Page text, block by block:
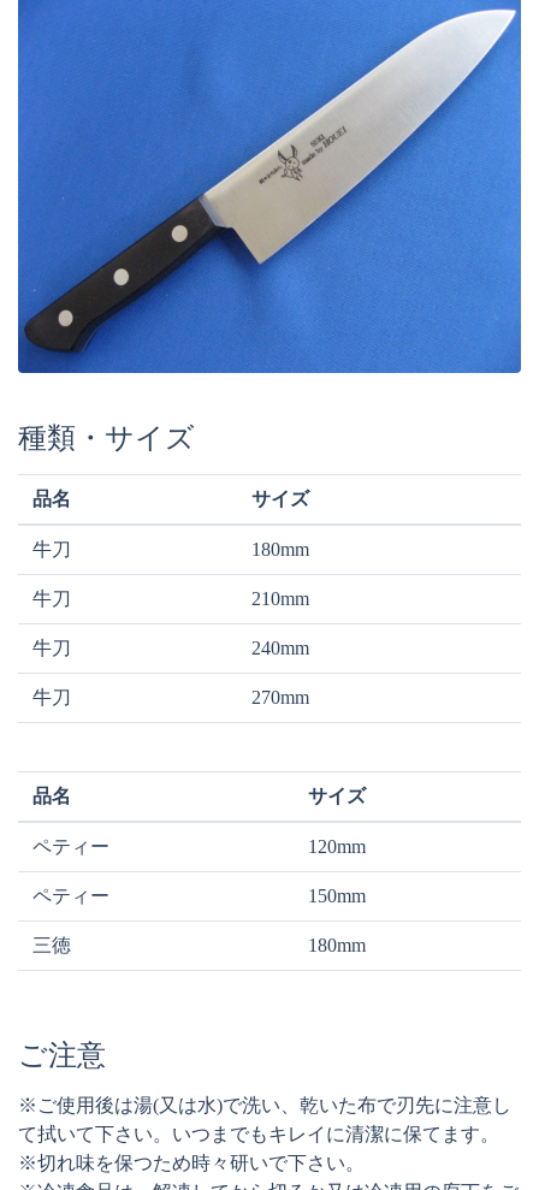
種類・サイズ
品名 サイズ
牛刀 180mm
牛刀 210mm
牛刀 240mm
牛刀 270mm
品名 サイズ
ペティー 120mm
ペティー 150mm
三徳 180mm
ご注意
※ご使用後は湯(又は水)で洗い、乾いた布で刃先に注意し
て拭いて下さい。いつまでもキレイに清潔に保てます。
※切れ味を保つため時々研いで下さい。